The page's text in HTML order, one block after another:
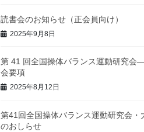
読書会のお知らせ（正会員向け）
2025年9月8日
第 41 回全国操体バランス運動研究会
会要項
2025年8月12日
第41回全国操体バランス運動研究会・
のおしらせ